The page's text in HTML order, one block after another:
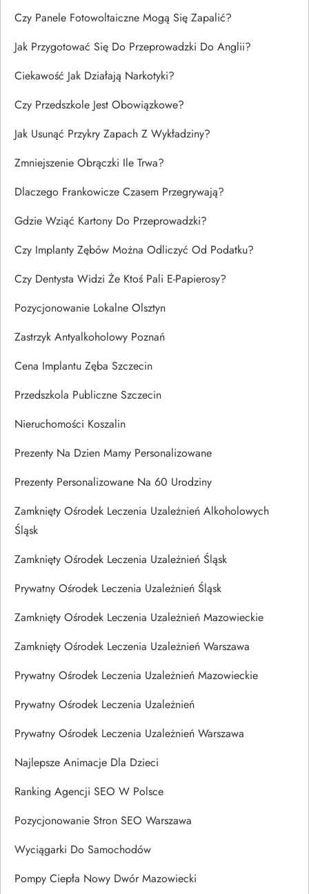
Czy Panele Fotowoltaiczne Mogą Się Zapalić?
Jak Przygotować Się Do Przeprowadzki Do Anglii?
Ciekawość Jak Działają Narkotyki?
Czy Przedszkole Jest Obowiązkowe?
Jak Usunąć Przykry Zapach Z Wykładziny?
Zmniejszenie Obrączki Ile Trwa?
Dlaczego Frankowicze Czasem Przegrywają?
Gdzie Wziąć Kartony Do Przeprowadzki?
Czy Implanty Zębów Można Odliczyć Od Podatku?
Czy Dentysta Widzi Że Ktoś Pali E-Papierosy?
Pozycjonowanie Lokalne Olsztyn
Zastrzyk Antyalkoholowy Poznań
Cena Implantu Zęba Szczecin
Przedszkola Publiczne Szczecin
Nieruchomości Koszalin
Prezenty Na Dzien Mamy Personalizowane
Prezenty Personalizowane Na 60 Urodziny
Zamknięty Ośrodek Leczenia Uzależnień Alkoholowych
Śląsk
Zamknięty Ośrodek Leczenia Uzależnień Śląsk
Prywatny Ośrodek Leczenia Uzależnień Śląsk
Zamknięty Ośrodek Leczenia Uzależnień Mazowieckie
Zamknięty Ośrodek Leczenia Uzależnień Warszawa
Prywatny Ośrodek Leczenia Uzależnień Mazowieckie
Prywatny Ośrodek Leczenia Uzależnień
Prywatny Ośrodek Leczenia Uzależnień Warszawa
Najlepsze Animacje Dla Dzieci
Ranking Agencji SEO W Polsce
Pozycjonowanie Stron SEO Warszawa
Wyciągarki Do Samochodów
Pompy Ciepła Nowy Dwór Mazowiecki